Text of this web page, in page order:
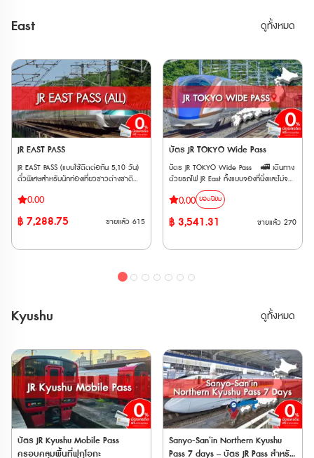
ใช้งาน: บัตรทั้งสองแบบสามารถใช้งานได้
10 ใบ
Joetsumyoko ตามขอบเขตพื้นที่) 🚄
• Azusa, FUJI EXCURSION (เฉพาะบางช่วง)
• Kaiji, Hachioji, Ome • Shonan,
Odoriko • Wakashio / Sazanami /
Shiosai • Swallow Akagi, Akagi, Kusatsu
• Tsugaru, Inaho (สามารถใช้ได้เฉพาะบาง
ช่วง) • Tobu Railway ได้แก่ Nikko,
Kinugawa และ SPACIA Kinugawa *ใช้ได้
เฉพาะเมื่อขบวนเริ่มต้นหรือสิ้นสุดที่สถานี JR
เท่านั้น *ไม่สามารถใช้กับสถานี Asakusa
🚄 รถไฟท้องถิ่นและสายรถไฟอื่น ๆ (Local
& Others) • รถไฟ JR East (Local /
Rapid) ทุกสายในพื้นที่ที่กำหนด รวมถึงรถไฟ
สาย Yamanote และบริการ BRT (Bus
Rapid Transit) • รถบัส JR ภายในพื้นที่ที่
กำหนด (ยกเว้นรถบัสทางด่วนและรถประจำ
ทางบางส่วน) Maps 🚄 สายรถไฟเอกชน
Panorama Line) - Aoimori Railway -
Railway: ช่วงระหว่างสถานี Naoetsu –
Arai - Tobu Railway: รถไฟธรรมดาและรถ
Have Fun in Tokyo Pass (สามารถเลือก
เข้าชมได้ 3 สถานที่ ) 1. Hakone
Kowakien Yunessun Spa Resort Pass
(Yunessun area + Hot Spring area)
2. Forest Adventure Yokohama Hiking
Course 60-Minute Experience
3. Forest Adventure Hakone Canopy
Course 4. KEIKYU Misaki Maguro
Day Trip One-Day Tour - From
Shinagawa Station 5. Tokyo Dome
สถานี Tokyo – Sakudaira (หรือจนถึง
Joetsumyoko ตามขอบเขตพื้นที่) 🚄
• Azusa, FUJI EXCURSION (เฉพาะบางช่วง)
• Kaiji, Hachioji, Ome • Shonan,
Odoriko • Wakashio / Sazanami /
Shiosai • Swallow Akagi, Akagi, Kusatsu
• Tsugaru, Inaho (สามารถใช้ได้เฉพาะบาง
ช่วง) • Tobu Railway ได้แก่ Nikko,
Kinugawa และ SPACIA Kinugawa *ใช้ได้
เฉพาะเมื่อขบวนเริ่มต้นหรือสิ้นสุดที่สถานี JR
เท่านั้น *ไม่สามารถใช้กับสถานี Asakusa
🚄 รถไฟท้องถิ่นและสายรถไฟอื่น ๆ (Local
& Others) • รถไฟ JR East (Local /
Rapid) ทุกสายในพื้นที่ที่กำหนด รวมถึงรถไฟ
สาย Yamanote และบริการ BRT (Bus
Rapid Transit) • รถบัส JR ภายในพื้นที่ที่
กำหนด (ยกเว้นรถบัสทางด่วนและรถประจำ
ทางบางส่วน) Maps 🚄 สายรถไฟเอกชน
Panorama Line) - Aoimori Railway -
Airport Transit - Sanriku Railway -
Railway: ช่วงระหว่างสถานี Naoetsu –
Have Fun in Tokyo Pass (สามารถเลือก
เข้าชมได้ 3 สถานที่ ) 1. Hakone
Kowakien Yunessun Spa Resort Pass
(Yunessun area + Hot Spring area)
2. Forest Adventure Yokohama Hiking
Course 60-Minute Experience
3. Forest Adventure Hakone Canopy
Course 4. KEIKYU Misaki Maguro
Day Trip One-Day Tour - From
Shinagawa Station 5. Tokyo Dome
พิเศษ HARUKA แบบจองที่นั่งล่วงหน้า
Osaka - Okayama ทุกขบวนได้ไม่จำกัด
เที่ยว เวาเชอร์อิเล็กทรอนิก (E-
Voucher) จัดส่งทาง Email หลังการสั่งซื้อ
ต้องนำเวาเชอร์ ไปแลกพาสตัวจริงที่ญี่ปุ่น
ภายใน 90 วันหลังจากวันที่ซื้อ หมายเหตุ
• สามารถใช้กับ Sanyo Shinkansen
“NOZOMI” และ “MIZUHO” ได้ • ไม่
สามารถใช้ได้กับ Tokaido Shinkansen
(Shin-Osaka ⟺ Kyoto/Maibara) • มี
ที่ต้องแสดงตั๋วขึ้นรถไฟ (Jousha Seiriken)
หรือ ตั๋วไลน์เนอร์ (Liner Ken) • สามารถใช้
ผ่านประตูตรวจตั๋วอัตโนมัติได้ด้วย
(Shirakawago) ได้ฟรีไม่จำกัดรอบ ● นั่ง
กระดาษ จัดส่งทาง EMS ภายใน 3 วัน
ทำการ** ต้องนำเวาเชอร์ ไปแลกพาสตัว
จริงที่ญี่ปุ่น ภายใน 90 วันหลังจากวันที่ซื้อ
** ตั๋วจะจัดส่งเฉพาะวันทำการ (ไม่รวมวัน
หยุดนักขัตฤกษ์ วันศุกร์ และวันเสาร์-
อาทิตย์)
East ดูทั้งหมด
JR EAST PASS
JR EAST PASS (แบบใช้ติดต่อกัน 5,10 วัน)
ตั๋วพิเศษสำหรับนักท่องเที่ยวชาวต่างชาติ
Shinkansen และ limited express trains) ใน
จำกัดครั้ง สามารถใช้ได้ 5,10 วันต่อเนื่อง
ภูมิภาคคันไตและโทโฮคุ ได้ไม่จำกัดรอบ
กระเป๋าให้ **เริ่มใช้งานได้ตั้งแต่วันที่ 14
มีนาคม เป็นต้นไป **ตั๋ว JR สามารถสั่งซื้อ
ต้องนำ Voucher JR ไปแลกตั๋วจริงที่ญี่ปุ่น
ภายในไม่เกิน 90 วัน
0.00
฿ 7,288.75 ขายแล้ว 615
บัตร JR TOKYO Wide Pass
บัตร JR TOKYO Wide Pass 🚅 เดินทาง
ด้วยรถไฟ JR East ทั้งแบบจองที่นั่งและไม่จอง
ที่นั่ง ประเภท Local, Rapid, Limited
Express, Shinkansen ได้ไม่จำกัดเที่ยว
เอกชนหลายสาย เช่น Fujikyu Railway, Izu
Joshin Dentetsu และ New Shuttle 🚅
Kinugawa และ SPACIA Kinugawa ตั๋ว
Izu Kyuko • รถไฟสาย Fujikyu Railway •
รถไฟสาย Joshin Dentetsu • รถไฟสาย
Saitama New Urban Transit (Ōmiya -
the Railway Museum) • รถไฟสาย Tokyo
Waterfront Area Rapid Transit (Rinkai) •
รถไฟ Hokuriku Shinkansen ระหว่าง
Tokyo - Sakudaira • รถไฟ
Joetsu Shinkansen ระหว่าง Tokyo - Gala
Yuzawa • รถไฟ Tohoku Shinkansen
ระหว่าง Tokyo - Nasushiobara •
0.00 ยอดนิยม
฿ 3,541.31 ขายแล้ว 270
Kyushu ดูทั้งหมด
บัตร JR Kyushu Mobile Pass
ครอบคลุมพื้นที่ฟุกุโอกะ
Sanyo-San‘in Northern Kyushu
Pass 7 days – บัตร JR Pass สำหรับ